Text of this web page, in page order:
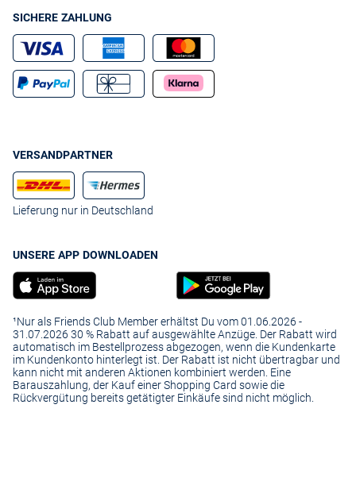
SICHERE ZAHLUNG
VERSANDPARTNER
Lieferung nur in Deutschland
UNSERE APP DOWNLOADEN
¹Nur als Friends Club Member erhältst Du vom 01.06.2026 -
31.07.2026 30 % Rabatt auf ausgewählte Anzüge. Der Rabatt wird
automatisch im Bestellprozess abgezogen, wenn die Kundenkarte
im Kundenkonto hinterlegt ist. Der Rabatt ist nicht übertragbar und
kann nicht mit anderen Aktionen kombiniert werden. Eine
Barauszahlung, der Kauf einer Shopping Card sowie die
Rückvergütung bereits getätigter Einkäufe sind nicht möglich.